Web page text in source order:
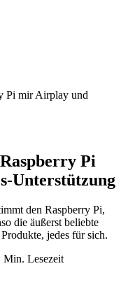
Pi mir Airplay und
Pi
Unterstützung
den Raspberry Pi,
die äußerst beliebte
jedes für sich.
Min. Lesezeit